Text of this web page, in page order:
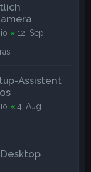
«12. Sep
Assistent
«4. Aug